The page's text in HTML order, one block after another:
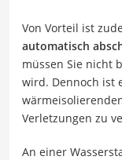
Von Vorteil ist
automatisch
müssen Sie nicht
wird. Dennoch ist
Verletzungen zu
An einer